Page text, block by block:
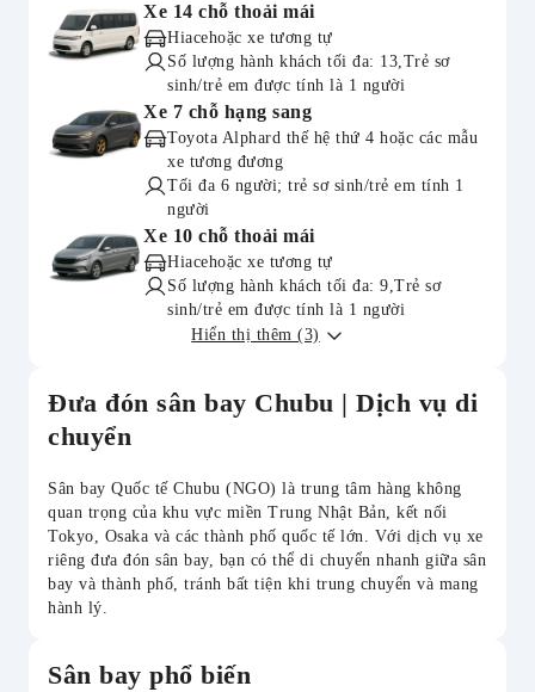
Xe 14 chỗ thoải mái
Hiacehoặc xe tương tự
Số lượng hành khách tối đa: 13,Trẻ sơ
sinh/trẻ em được tính là 1 người
Xe 7 chỗ hạng sang
Toyota Alphard thế hệ thứ 4 hoặc các mẫu
xe tương đương
Tối đa 6 người; trẻ sơ sinh/trẻ em tính 1
người
Xe 10 chỗ thoải mái
Hiacehoặc xe tương tự
Số lượng hành khách tối đa: 9,Trẻ sơ
sinh/trẻ em được tính là 1 người
Hiển thị thêm (3)
Đưa đón sân bay Chubu | Dịch vụ di
chuyển
Sân bay Quốc tế Chubu (NGO) là trung tâm hàng không
quan trọng của khu vực miền Trung Nhật Bản, kết nối
Tokyo, Osaka và các thành phố quốc tế lớn. Với dịch vụ xe
riêng đưa đón sân bay, bạn có thể di chuyển nhanh giữa sân
bay và thành phố, tránh bất tiện khi trung chuyển và mang
hành lý.
Sân bay phổ biến